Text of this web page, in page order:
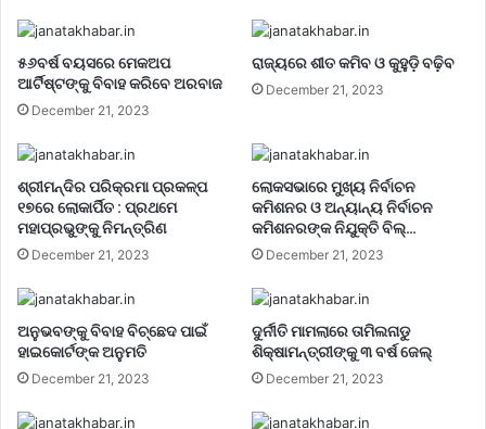
୫୬ବର୍ଷ ବୟସରେ ମେକଅପ
ଆର୍ଟିଷ୍ଟଙ୍କୁ ବିବାହ କରିବେ ଅରବାଜ
December 21, 2023
ରାଜ୍ୟରେ ଶୀତ କମିବ ଓ କୁହୁଡ଼ି ବଢ଼ିବ
December 21, 2023
ଶ୍ରୀମନ୍ଦିର ପରିକ୍ରମା ପ୍ରକଳ୍ପ
୧୭ରେ ଲୋକାର୍ପିତ : ପ୍ରଥମେ
ମହାପ୍ରଭୁଙ୍କୁ ନିମନ୍ତ୍ରିଣ
December 21, 2023
ଲୋକସଭାରେ ମୁଖ୍ୟ ନିର୍ବାଚନ
କମିଶନର ଓ ଅନ୍ୟାନ୍ୟ ନିର୍ବାଚନ
କମିଶନରଙ୍କ ନିଯୁକ୍ତି ବିଲ୍…
December 21, 2023
ଅନୁଭବଙ୍କୁ ବିବାହ ବିଚ୍ଛେଦ ପାଇଁ
ହାଇକୋର୍ଟଙ୍କ ଅନୁମତି
December 21, 2023
ଦୁର୍ନୀତି ମାମଲାରେ ତାମିଲନାଡୁ
ଶିକ୍ଷାମନ୍ତ୍ରୀଙ୍କୁ ୩ ବର୍ଷ ଜେଲ୍‌
December 21, 2023